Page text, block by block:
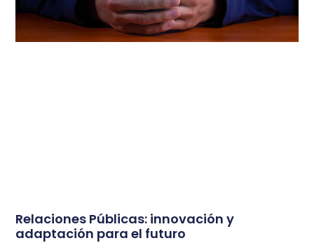
Relaciones Públicas: innovación y
adaptación para el futuro